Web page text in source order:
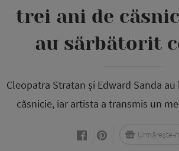
trei ani de
au sărbătorit
Cleopatra Stratan și Edward Sanda
căsnicie, iar artista a transmis un
Urmărește-